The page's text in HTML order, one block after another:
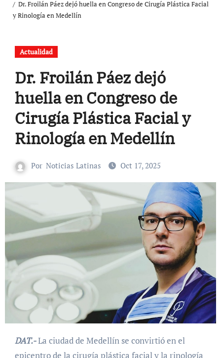
Dr. Froilán Páez dejó huella en Congreso de Cirugía Plástica Facial
y Rinología en Medellín
Actualidad
Dr. Froilán Páez dejó
huella en Congreso de
Cirugía Plástica Facial y
Rinología en Medellín
Por Noticias Latinas Oct 17, 2025
DAT.-La ciudad de Medellín se convirtió en el
epicentro de la cirugía plástica facial y la rinología